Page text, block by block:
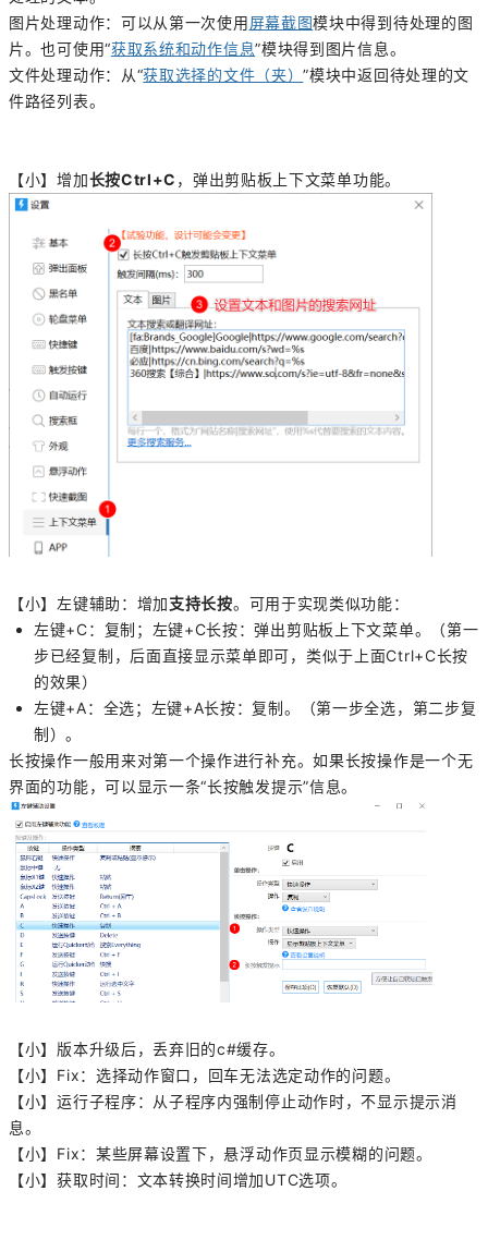
图片处理动作：可以从第一次使用屏幕截图模块中得到待处理的图
片。也可使用“获取系统和动作信息”模块得到图片信息。
文件处理动作：从“获取选择的文件（夹）”模块中返回待处理的文
件路径列表。
【小】增加长按Ctrl+C ，弹出剪贴板上下文菜单功能。
【小】左键辅助：增加支持长按。可用于实现类似功能：
左键+C：复制；左键+C长按：弹出剪贴板上下文菜单。（第一
步已经复制，后面直接显示菜单即可，类似于上面Ctrl+C长按
的效果）
左键+A：全选；左键+A长按：复制。（第一步全选，第二步复
制）。
长按操作一般用来对第一个操作进行补充。如果长按操作是一个无
界面的功能，可以显示一条“长按触发提示”信息。
【小】版本升级后，丢弃旧的c#缓存。
【小】Fix：选择动作窗口，回车无法选定动作的问题。
【小】运行子程序：从子程序内强制停止动作时，不显示提示消
息。
【小】Fix：某些屏幕设置下，悬浮动作页显示模糊的问题。
【小】获取时间：文本转换时间增加UTC选项。